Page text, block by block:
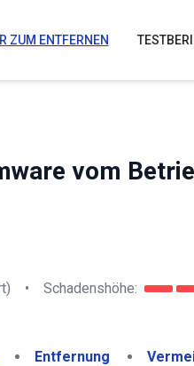
ZUM ENTFERNEN
vom
• Schadenshöhe:
Entfernung